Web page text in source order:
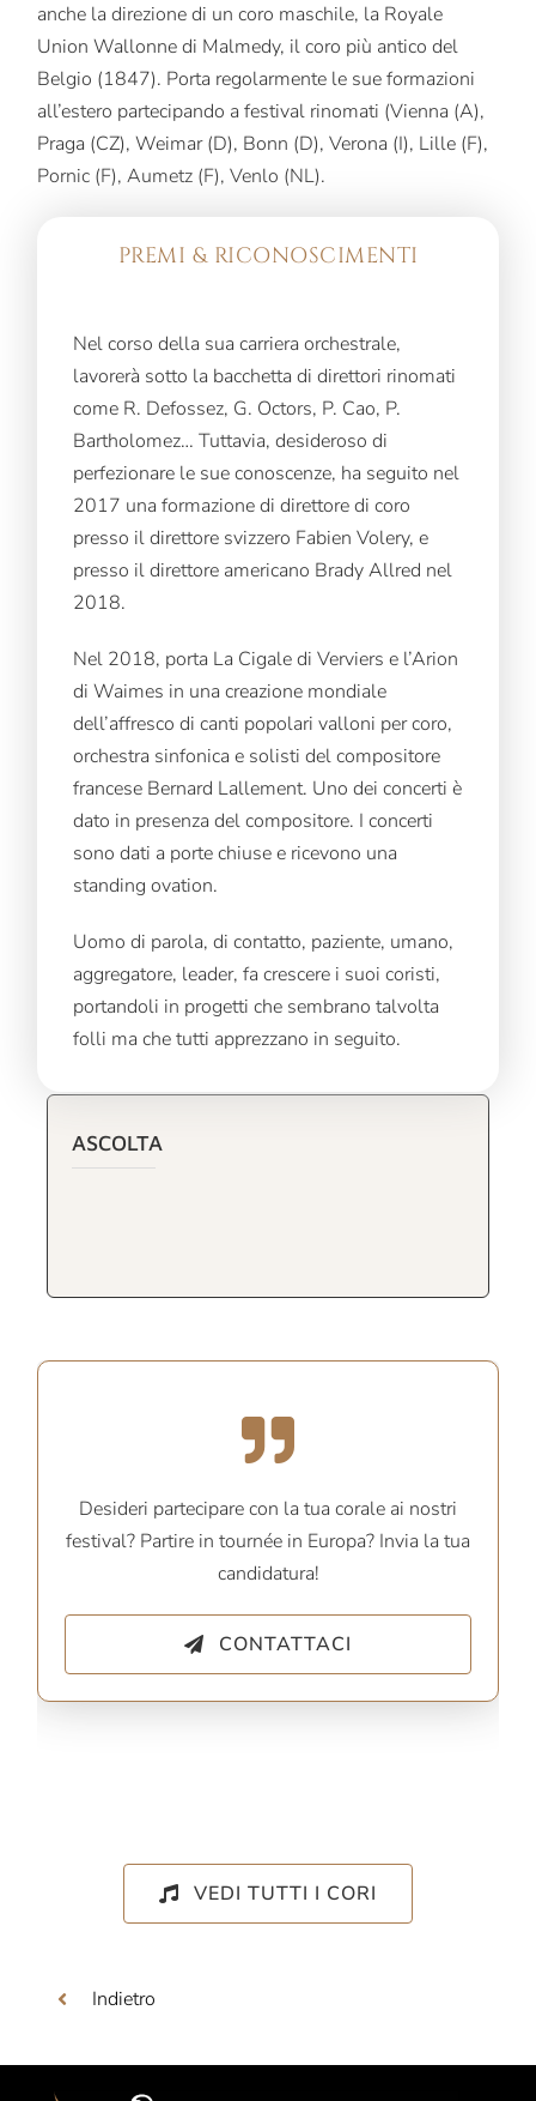
anche la direzione di un coro maschile, la Royale
Union Wallonne di Malmedy, il coro più antico del
Belgio (1847). Porta regolarmente le sue formazioni
all’estero partecipando a festival rinomati (Vienna (A),
Praga (CZ), Weimar (D), Bonn (D), Verona (I), Lille (F),
Pornic (F), Aumetz (F), Venlo (NL).
PREMI & RICONOSCIMENTI
Nel corso della sua carriera orchestrale,
lavorerà sotto la bacchetta di direttori rinomati
come R. Defossez, G. Octors, P. Cao, P.
Bartholomez… Tuttavia, desideroso di
perfezionare le sue conoscenze, ha seguito nel
2017 una formazione di direttore di coro
presso il direttore svizzero Fabien Volery, e
presso il direttore americano Brady Allred nel
2018.
Nel 2018, porta La Cigale di Verviers e l’Arion
di Waimes in una creazione mondiale
dell’affresco di canti popolari valloni per coro,
orchestra sinfonica e solisti del compositore
francese Bernard Lallement. Uno dei concerti è
dato in presenza del compositore. I concerti
sono dati a porte chiuse e ricevono una
standing ovation.
Uomo di parola, di contatto, paziente, umano,
aggregatore, leader, fa crescere i suoi coristi,
portandoli in progetti che sembrano talvolta
folli ma che tutti apprezzano in seguito.
ASCOLTA
Desideri partecipare con la tua corale ai nostri
festival? Partire in tournée in Europa? Invia la tua
candidatura!
CONTATTACI
VEDI TUTTI I CORI
Indietro